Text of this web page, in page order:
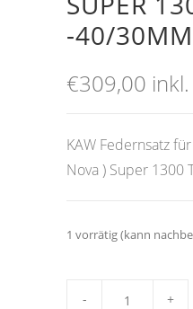
-40/30MM
€309,00
KAW Federnsatz
Nova ) Super 1300
1 vorrätig (kann
Federnsatz